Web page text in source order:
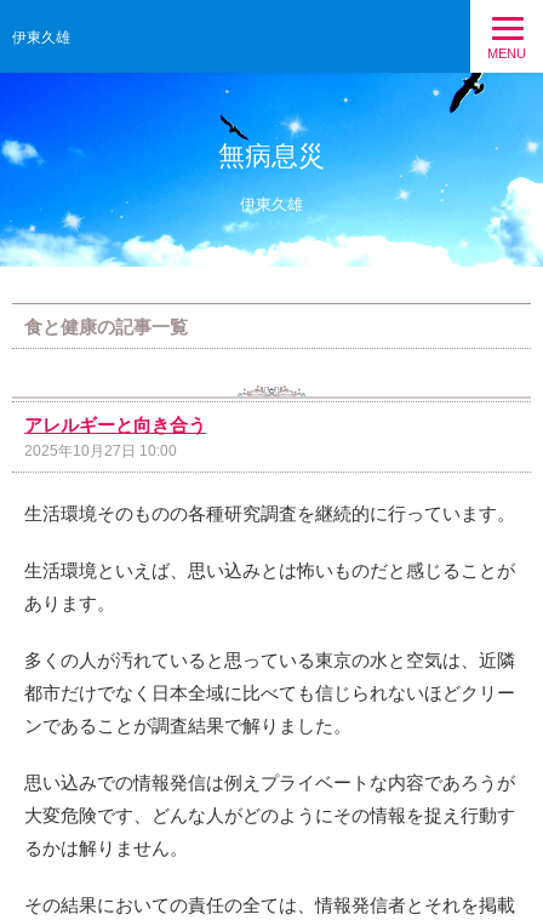
伊東久雄
MENU
無病息災
伊東久雄
食と健康の記事一覧
アレルギーと向き合う
2025年10月27日 10:00
生活環境そのものの各種研究調査を継続的に行っています。
生活環境といえば、思い込みとは怖いものだと感じることが
あります。
多くの人が汚れていると思っている東京の水と空気は、近隣
都市だけでなく日本全域に比べても信じられないほどクリー
ンであることが調査結果で解りました。
思い込みでの情報発信は例えプライベートな内容であろうが
大変危険です、どんな人がどのようにその情報を捉え行動す
るかは解りません。
その結果においての責任の全ては、情報発信者とそれを掲載